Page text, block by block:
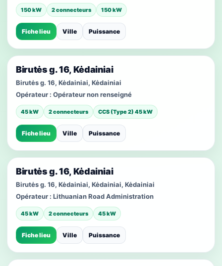
150 kW 2 connecteurs 150 kW
Fiche lieu Ville Puissance
Birutės g. 16, Kėdainiai
Birutės g. 16, Kėdainiai, Kėdainiai
Opérateur : Opérateur non renseigné
45 kW 2 connecteurs CCS (Type 2) 45 kW
Fiche lieu Ville Puissance
Birutės g. 16, Kėdainiai
Birutės g. 16, Kėdainiai, Kėdainiai, Kėdainiai
Opérateur : Lithuanian Road Administration
45 kW 2 connecteurs 45 kW
Fiche lieu Ville Puissance